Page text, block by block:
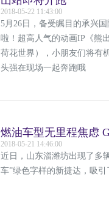
2018-05-22 11:43:00
5月26日，备受瞩目的承兴
啦！超高人气的动画IP《熊
荷花世界），小朋友们将有
头强在现场一起奔跑哦
燃油车型无里程焦虑
2018-05-21 14:46:00
近日，山东淄潍坊出现了多
车”绿色字样的新捷达，吸引